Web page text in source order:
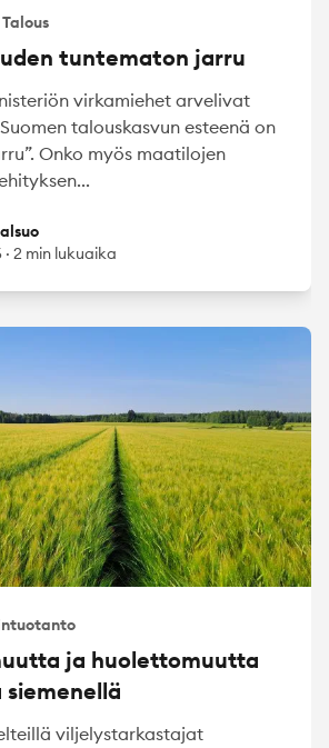
Talous
tuntematon jarru
virkamiehet arvelivat
talouskasvun esteenä on
Onko myös maatilojen
· 2 min lukuaika
ja huolettomuutta
viljelystarkastajat